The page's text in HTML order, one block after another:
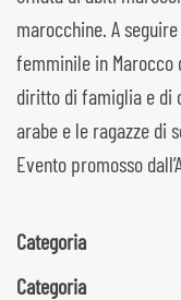
marocchine. A
femminile in Marocco
diritto di famiglia e di
arabe e le ragazze di
Evento promosso
Categoria
Categoria